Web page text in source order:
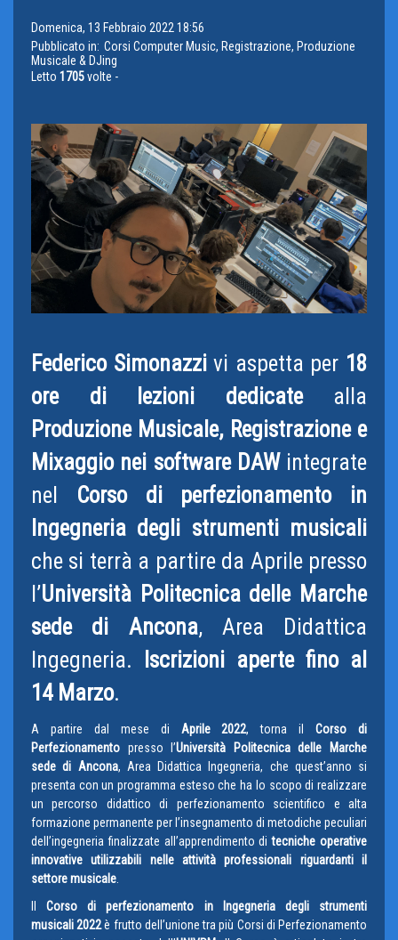
Domenica, 13 Febbraio 2022 18:56
Pubblicato in: Corsi Computer Music, Registrazione, Produzione
Musicale & DJing
Letto 1705volte -
Federico Simonazzivi aspetta per 18
ore di lezioni dedicate alla
Produzione Musicale, Registrazione e
Mixaggio nei software DAWintegrate
nel Corso di perfezionamento in
Ingegneria degli strumenti musicali
che si terrà a partire da Aprile presso
l’Università Politecnica delle Marche
sede di Ancona, Area Didattica
Ingegneria. Iscrizioni aperte fino al
14 Marzo.
A partire dal mese di Aprile 2022, torna ilCorso di
Perfezionamento presso l’Università Politecnica delle Marche
sede di Ancona, Area Didattica Ingegneria, che quest’anno si
presenta con un programma esteso che ha lo scopo di realizzare
un percorso didattico di perfezionamento scientifico e alta
formazione permanente per l’insegnamento di metodiche peculiari
dell’ingegneria finalizzate all’apprendimento ditecniche operative
innovative utilizzabili nelle attività professionali riguardanti il
settore musicale.
IlCorso di perfezionamento in Ingegneria degli strumenti
musicali 2022è frutto dell’unione tra più Corsi di Perfezionamento